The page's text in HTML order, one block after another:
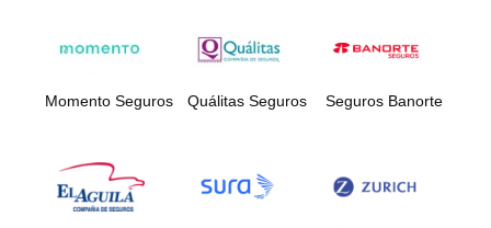
Momento Seguros Quálitas Seguros Seguros Banorte